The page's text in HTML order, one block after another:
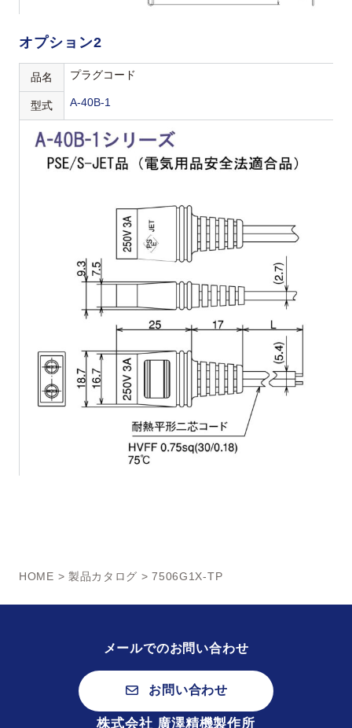
オプション2
品名 プラグコード
型式 A-40B-1
HOME > 製品カタログ > 7506G1X-TP
メールでのお問い合わせ
お問い合わせ
株式会社 廣澤精機製作所